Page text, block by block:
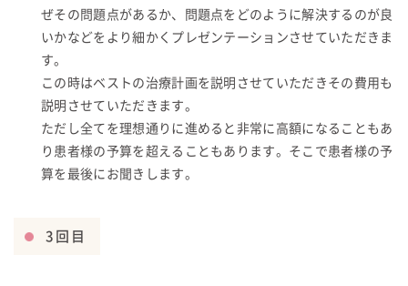
ぜその問題点があるか、問題点をどのように解決するのが良
いかなどをより細かくプレゼンテーションさせていただきま
す。
この時はベストの治療計画を説明させていただきその費用も
説明させていただきます。
ただし全てを理想通りに進めると非常に高額になることもあ
り患者様の予算を超えることもあります。そこで患者様の予
算を最後にお聞きします。
3回目